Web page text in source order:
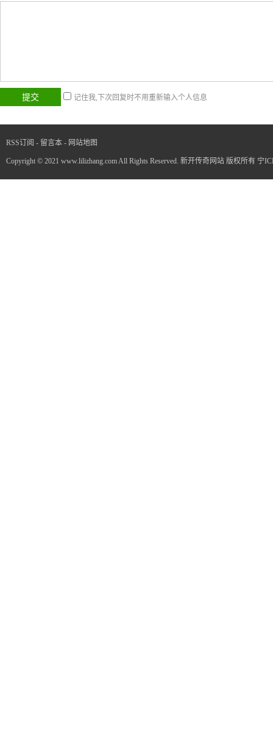
记住我,下次回复时不用重新输入个人信息
RSS订阅 - 留言本 - 网站地图
Copyright © 2021 www.lilizhang.com All Rights Reserved. 新开传奇网站 版权所有 宁